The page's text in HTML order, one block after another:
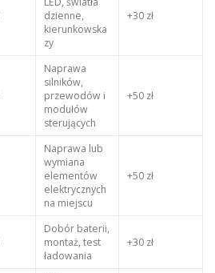
dzienne,
kierunkowska
zy
+30 zł
Naprawa
silników,
przewodów i
modułów
sterujących
+50 zł
Naprawa lub
wymiana
elementów
elektrycznych
na miejscu
+50 zł
Dobór baterii,
montaż, test
ładowania
+30 zł